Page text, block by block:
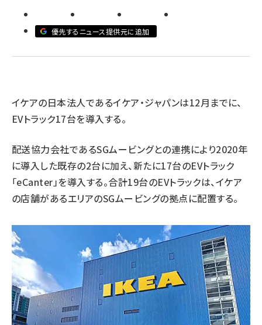
ビィ・フォアード (786)
revico (746)
優先するニュース提供元に追加
イケアの日本法人であるイケア・ジャパンは12月までに、
EVトラック17台を導入する。
配送協力会社であるSGムービングとの連携により2020年
に導入した既存の2台に加え、新たに17台のEVトラック
「eCanter」を導入する。合計19台のEVトラックは、イケア
の店舗があるエリアのSGムービングの拠点に配置する。